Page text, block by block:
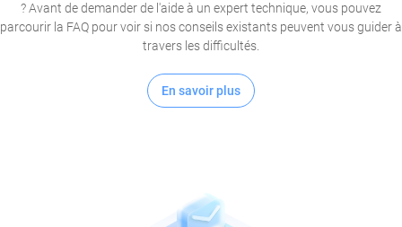
? Avant de demander de l'aide à un expert technique, vous pouvez
parcourir la FAQ pour voir si nos conseils existants peuvent vous guider à
travers les difficultés.
En savoir plus